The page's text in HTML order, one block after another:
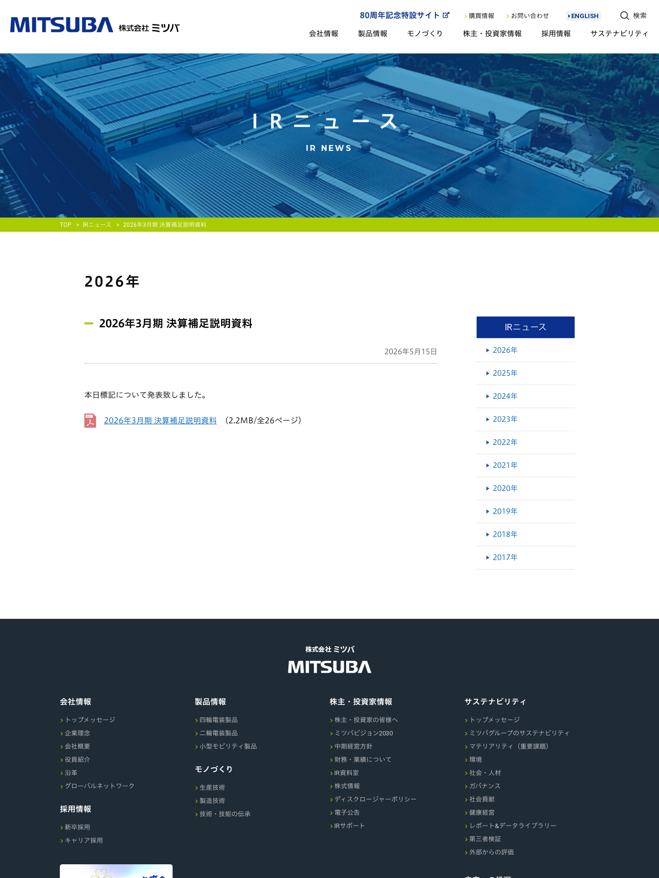
80周年記念特設サイト 購買情報 お問い合わせ ENGLISH 検索
会社情報 製品情報 モノづくり 株主・投資家情報 採用情報 サステナビリティ
IRニュース
IR NEWS
TOP IRニュース 2026年3月期 決算補足説明資料
2026年
2026年3月期 決算補足説明資料
2026年5月15日
本日標記について発表致しました。
2026年3月期 決算補足説明資料 （2.2MB/全26ページ）
IRニュース
2026年
2025年
2024年
2023年
2022年
2021年
2020年
2019年
2018年
2017年
会社情報
トップメッセージ
企業理念
会社概要
役員紹介
沿革
グローバルネットワーク
採用情報
新卒採用
キャリア採用
製品情報
四輪電装製品
二輪電装製品
小型モビリティ製品
モノづくり
生産技術
製造技術
技術・技能の伝承
株主・投資家情報
株主・投資家の皆様へ
ミツバビジョン2030
中期経営方針
財務・業績について
IR資料室
株式情報
ディスクロージャーポリシー
電子公告
IRサポート
サステナビリティ
トップメッセージ
ミツバグループのサステナビリティ
マテリアリティ（重要課題）
環境
社会・人材
ガバナンス
社会貢献
健康経営
レポート&データライブラリー
第三者検証
外部からの評価